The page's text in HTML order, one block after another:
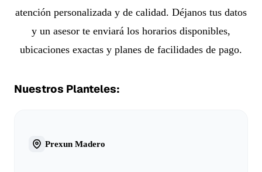
atención personalizada y de calidad. Déjanos tus datos
y un asesor te enviará los horarios disponibles,
ubicaciones exactas y planes de facilidades de pago.
Nuestros Planteles:
Prexun Madero